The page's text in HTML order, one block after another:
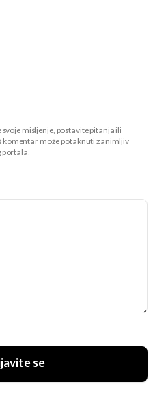
mišljenje, postavite pitanja ili
komentar može potaknuti zanimljiv
portala.
se